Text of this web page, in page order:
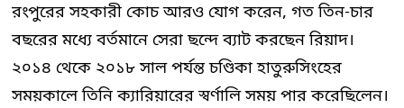
রংপুরের সহকারী কোচ আরও যোগ করেন, গত তিন-চার
বছরের মধ্যে বর্তমানে সেরা ছন্দে ব্যাট করছেন রিয়াদ।
২০১৪ থেকে ২০১৮ সাল পর্যন্ত চণ্ডিকা হাতুরুসিংহের
সময়কালে তিনি ক্যারিয়ারের স্বর্ণালি সময় পার করেছিলেন।